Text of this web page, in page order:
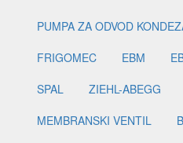
PUMPA ZA ODVOD
FRIGOMEC
EBM
SPAL
ZIEHL-ABEGG
MEMBRANSKI VENTIL